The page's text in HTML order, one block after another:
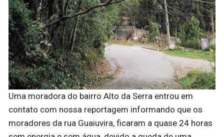
Uma moradora do bairro Alto da Serra entrou em
contato com nossa reportagem informando que os
moradores da rua Guaiuvira, ficaram a quase 24 horas